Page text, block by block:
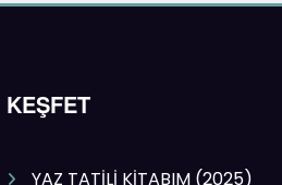
KEŞFET
YAZ TATİLİ KİTABIM (2025)